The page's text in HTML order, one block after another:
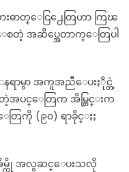
းဓာတ္ေငြ႕ေတြဟာ ကြၽ
စတဲ့ အဆိပ္အေတာက္ေတြပါ
ရာမွာ အကူအညီေပးႏိုင္တဲ့
တဲ့အပင္ေတြက အိမ္တြင္းက
ြကို (၉၀) ရာခိုင္ႏႈ
မ္ကို အလွဆင္ေပးသလို